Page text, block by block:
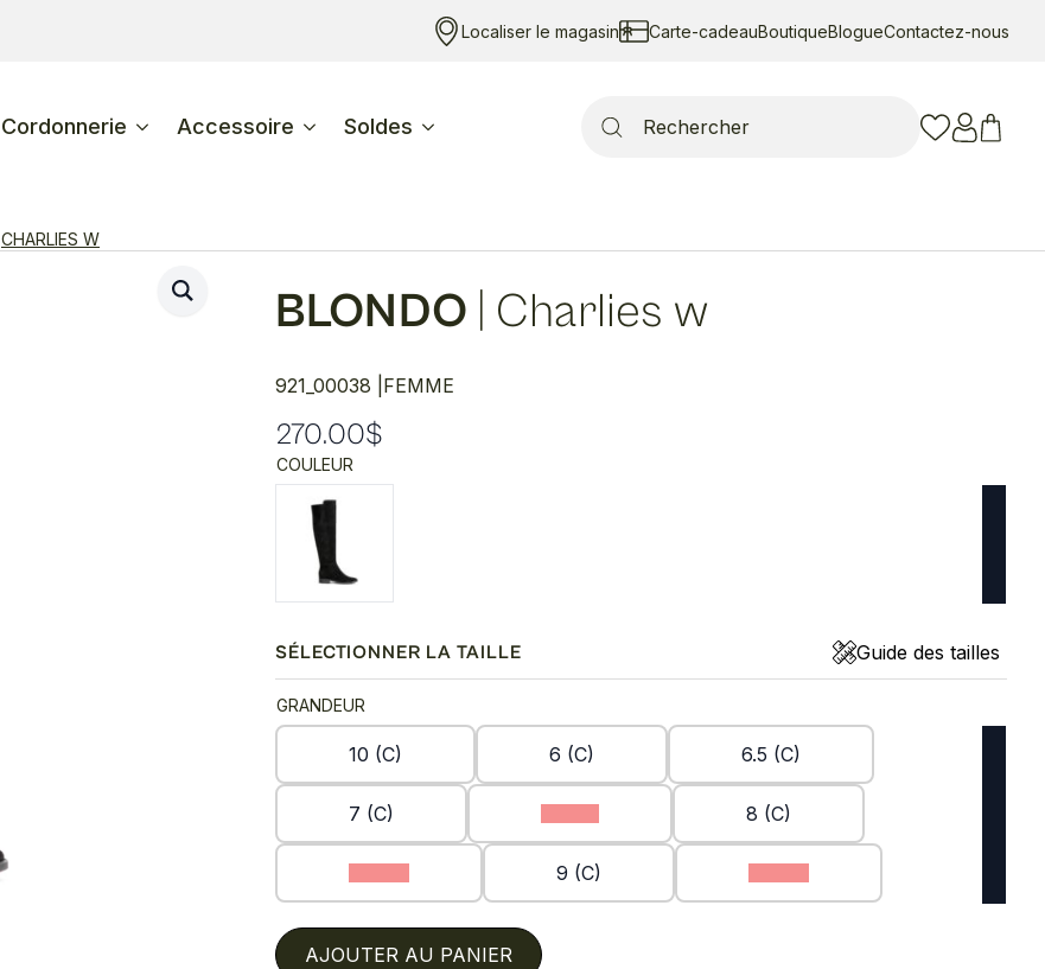
Localiser le magasin Carte-cadeauBoutiqueBlogueContactez-nous
Cordonnerie Accessoire Soldes
for:
CHARLIES W
BLONDO Charlies w
921_00038 | FEMME
270.00$
COULEUR
SÉLECTIONNER LA TAILLE Guide des tailles
GRANDEUR
10 (C) 6 (C) 6.5 (C)
7 (C) 8 (C)
9 (C)
AJOUTER AU PANIER